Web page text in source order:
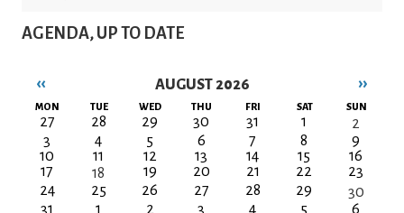
AGENDA, UP TO DATE
AUGUST 2026
Pagination
‹‹ ››
MON TUE WED THU FRI SAT SUN
27 28 29 30 31 1
2
3
4 5 6 7 8
9
10
11 12 13 14 15
16
17
18 19 20 21 22
23
24
25 26 27 28 29
30
31
1 2 3 4 5 6